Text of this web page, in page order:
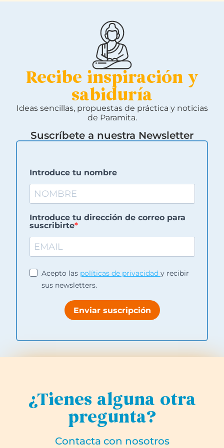
Recibe inspiración y
sabiduría
Ideas sencillas, propuestas de práctica y noticias
de Paramita.
Suscríbete a nuestra Newsletter
Introduce tu nombre
Introduce tu dirección de correo para
suscribirte
Acepto las políticas de privacidad y recibir
sus newsletters.
Enviar suscripción
¿Tienes alguna otra
pregunta?
Contacta con nosotros